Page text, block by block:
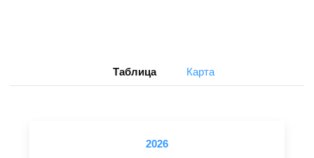
Таблица Карта
2026